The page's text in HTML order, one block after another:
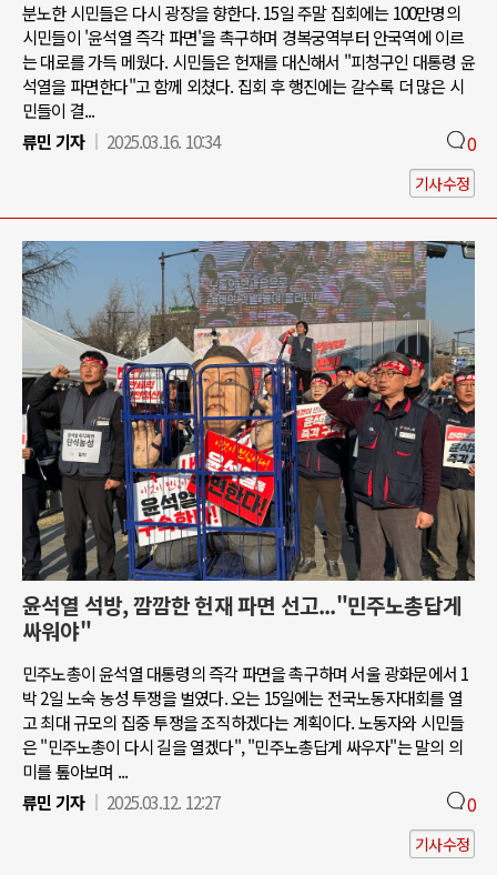
분노한 시민들은 다시 광장을 향한다. 15일 주말 집회에는 100만명의
시민들이 '윤석열 즉각 파면'을 촉구하며 경복궁역부터 안국역에 이르
는 대로를 가득 메웠다. 시민들은 헌재를 대신해서 "피청구인 대통령 윤
석열을 파면한다"고 함께 외쳤다. 집회 후 행진에는 갈수록 더 많은 시
민들이 결...
류민 기자
2025.03.16. 10:34 0
기사수정
윤석열 석방, 깜깜한 헌재 파면 선고..."민주노총답게
싸워야"
민주노총이 윤석열 대통령의 즉각 파면을 촉구하며 서울 광화문에서 1
박 2일 노숙 농성 투쟁을 벌였다. 오는 15일에는 전국노동자대회를 열
고 최대 규모의 집중 투쟁을 조직하겠다는 계획이다. 노동자와 시민들
은 "민주노총이 다시 길을 열겠다", "민주노총답게 싸우자"는 말의 의
미를 톺아보며 ...
류민 기자
2025.03.12. 12:27 0
기사수정